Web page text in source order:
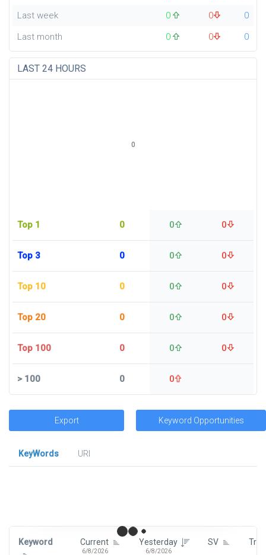
Last week
0 0
0
Last month
0 0 0
LAST 24 HOURS
Top 1 0 0 0
Top 3 0 0 0
Top 10 0 0 0
Top 20 0 0 0
Top 100 0 0 0
>100 0 0
0
Export Keyword Opportunities
KeyWords
URl
Keyword Current
6/8/2026
Yesterday
6/8/2026
SV